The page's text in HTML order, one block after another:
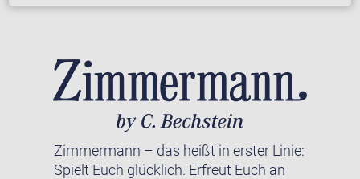
Zimmermann – das heißt in erster Linie:
Spielt Euch glücklich. Erfreut Euch an